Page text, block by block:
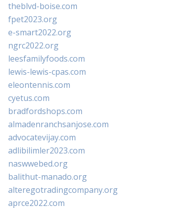
theblvd-boise.com
fpet2023.org
e-smart2022.org
ngrc2022.org
leesfamilyfoods.com
lewis-lewis-cpas.com
eleontennis.com
cyetus.com
bradfordshops.com
almadenranchsanjose.com
advocatevijay.com
adlibilimler2023.com
naswwebed.org
balithut-manado.org
alteregotradingcompany.org
aprce2022.com